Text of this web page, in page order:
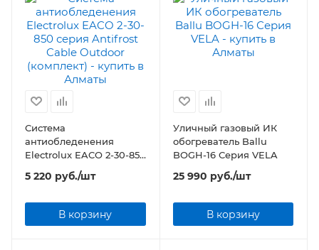
Система
антиобледенения
Electrolux EACO 2-30-850
серия Antifrost Cable
Outdoor (комплект)
5 220 руб./шт
В корзину
Уличный газовый ИК
обогреватель Ballu
BOGH-16 Серия VELA
25 990 руб./шт
В корзину